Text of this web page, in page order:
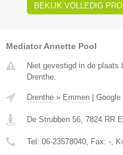
BEKIJK VOLLEDIG
Mediator Annette Pool
Niet gevestigd in de plaats
Drenthe.
Drenthe » Emmen Google
De Strubben 56 7824 RR
Tel: 06-23578040 , Fax: - ,